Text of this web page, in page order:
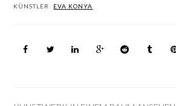
KÜNSTLER: EVA KONYA